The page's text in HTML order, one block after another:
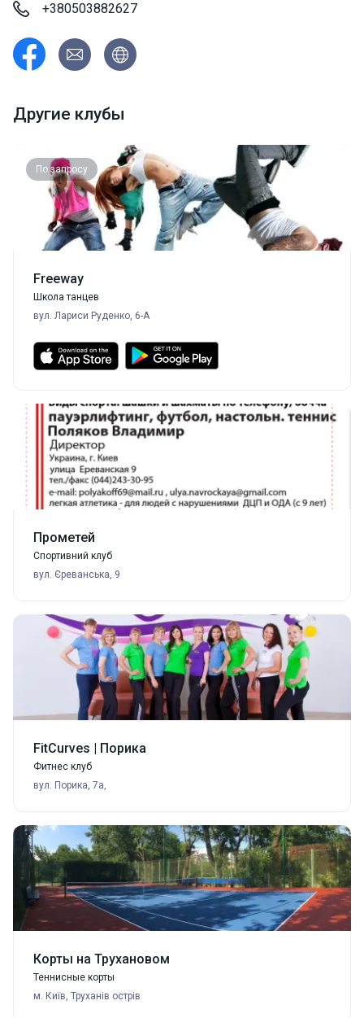
+380503882627
Другие клубы
По запросу
Freeway
Школа танцев
вул. Лариси Руденко, 6-А
Прометей
Спортивний клуб
вул. Єреванська, 9
FitCurves | Порика
Фитнес клуб
вул. Порика, 7а,
Корты на Трухановом
Теннисные корты
м. Київ, Труханів острів